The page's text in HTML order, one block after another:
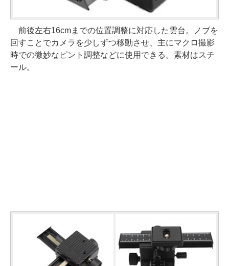
前後左右16cmまでの位置調整に対応した雲台。ノブを
回すことでカメラを少しずつ移動させ、主にマクロ撮影
時での微妙なピント調整などに使用できる。素材はスチ
ール。